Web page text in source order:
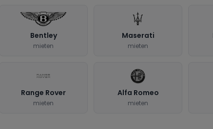
Bentley
mieten
Maserati
mieten
Range Rover
mieten
Alfa Romeo
mieten